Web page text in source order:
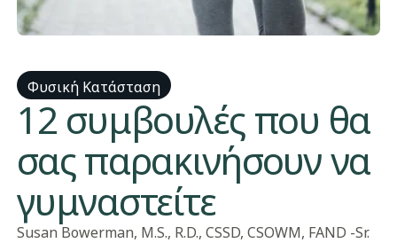
Φυσική Κατάσταση
12 συμβουλές που θα
σας παρακινήσουν να
γυμναστείτε
Susan Bowerman, M.S., R.D., CSSD, CSOWM, FAND -Sr.